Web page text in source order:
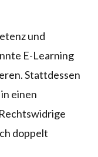
und
E-Learning
Stattdessen
einen
doppelt